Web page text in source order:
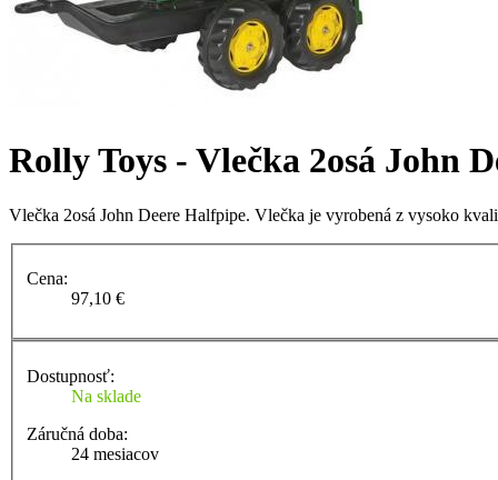
Rolly Toys - Vlečka 2osá John
Vlečka 2osá John Deere Halfpipe. Vlečka je vyrobená z vysoko
Cena:
97,10 €
Dostupnosť:
Na sklade
Záručná doba:
24 mesiacov